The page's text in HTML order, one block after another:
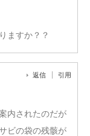
ますか？？
返信 引用
内されたのだが
ビの袋の残骸が